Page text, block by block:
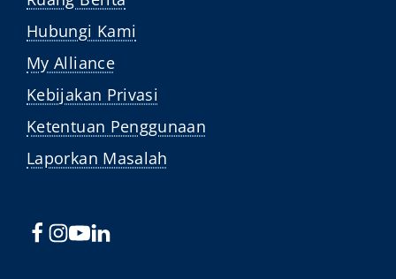
Hubungi Kami
My Alliance
Kebijakan Privasi
Ketentuan Penggunaan
Laporkan Masalah